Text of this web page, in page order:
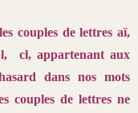
couples de lettres aï,
cl, appartenant aux
dans nos mots
couples de lettres ne